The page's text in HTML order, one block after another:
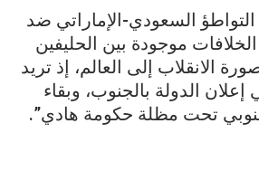
السعودي-الإماراتي ضد
موجودة بين الحليفين
الانقلاب إلى العالم، إذ تريد
الدولة بالجنوب، وبقاء
تحت مظلة حكومة هادي”.